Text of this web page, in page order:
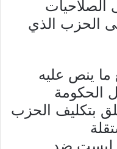
الصلاحيات
الحزب الذي
ينص عليه
الحكومة
بتكليف الحزب